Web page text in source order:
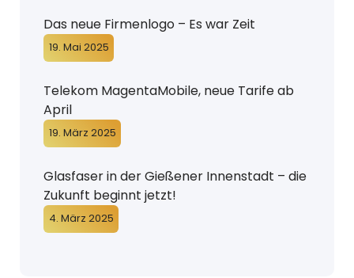
Das neue Firmenlogo – Es war Zeit
19. Mai 2025
Telekom MagentaMobile, neue Tarife ab
April
19. März 2025
Glasfaser in der Gießener Innenstadt – die
Zukunft beginnt jetzt!
4. März 2025